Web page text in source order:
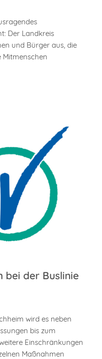
Der Landkreis
und Bürger aus, die
Mitmenschen
bei der Buslinie
wird es neben
bis zum
Einschränkungen
Maßnahmen